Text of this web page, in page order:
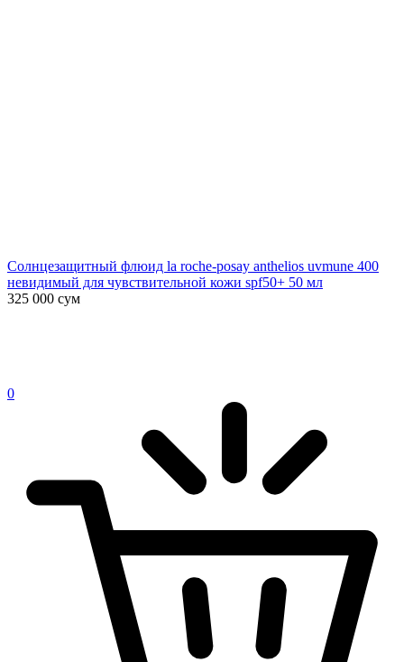
Солнцезащитный флюид la roche-posay anthelios uvmune 400
невидимый для чувствительной кожи spf50+ 50 мл
325 000 сум
0